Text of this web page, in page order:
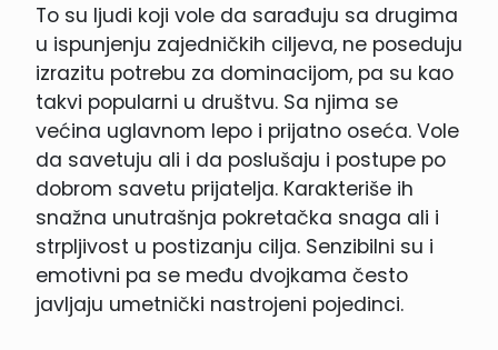
To su ljudi koji vole da sarađuju sa drugima
u ispunjenju zajedničkih ciljeva, ne poseduju
izrazitu potrebu za dominacijom, pa su kao
takvi popularni u društvu. Sa njima se
većina uglavnom lepo i prijatno oseća. Vole
da savetuju ali i da poslušaju i postupe po
dobrom savetu prijatelja. Karakteriše ih
snažna unutrašnja pokretačka snaga ali i
strpljivost u postizanju cilja. Senzibilni su i
emotivni pa se među dvojkama često
javljaju umetnički nastrojeni pojedinci.